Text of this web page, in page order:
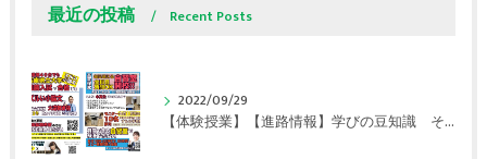
最近の投稿 Recent Posts
2022/09/29
【体験授業】【進路情報】学びの豆知識 その108 やはり、これに帰ってくる？｜英賀保駅前のすらら学習塾姫路英賀保校